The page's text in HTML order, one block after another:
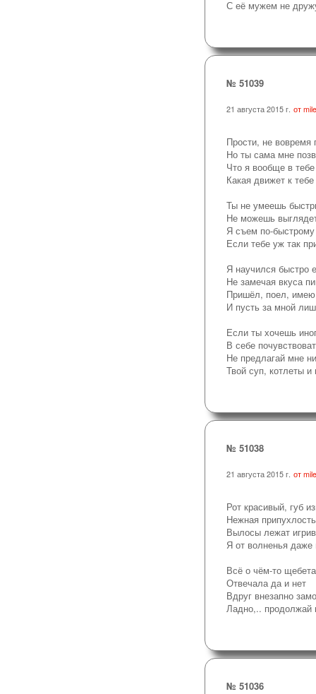
С её мужем не
№ 51039
21 августа 2015 г. от
Прости, не вовремя
Но ты сама мне
Что я вообще в
Какая движет к
Ты не умеешь
Не можешь
Я съем по-быстрому
Если тебе уж так
Я научился быстро
Не замечая вкуса
Пришёл, поел, имею
И пусть за мной
Если ты хочешь
В себе
Не предлагай мне
Твой суп, котлеты и
№ 51038
21 августа 2015 г. от
Рот красивый, губ
Нежная
Вылосы лежат
Я от волненья даже
Всё о чём-то
Отвечала да и нет
Вдруг внезапно
Ладно,.. продолжай
№ 51036